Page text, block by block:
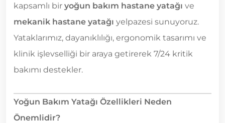
kapsamlı bir yoğun bakım hastane yatağı ve
mekanik hastane yatağı yelpazesi sunuyoruz.
Yataklarımız, dayanıklılığı, ergonomik tasarımı ve
klinik işlevselliği bir araya getirerek 7/24 kritik
bakımı destekler.
Yoğun Bakım Yatağı Özellikleri Neden
Önemlidir?